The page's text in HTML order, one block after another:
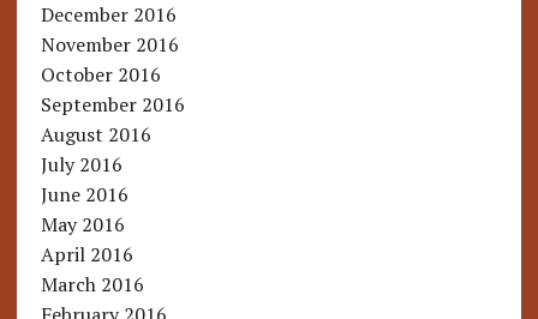
December 2016
November 2016
October 2016
September 2016
August 2016
July 2016
June 2016
May 2016
April 2016
March 2016